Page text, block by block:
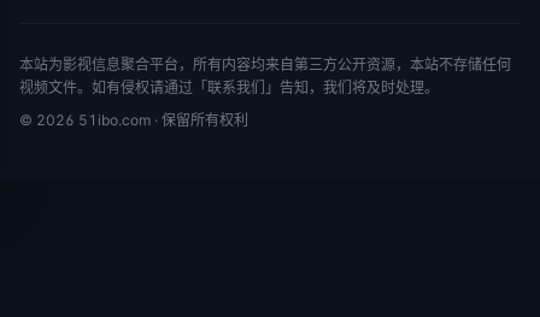
本站为影视信息聚合平台，所有内容均来自第三方公开资源，本站不存储任何
视频文件。如有侵权请通过「联系我们」告知，我们将及时处理。
© 2026 51ibo.com · 保留所有权利